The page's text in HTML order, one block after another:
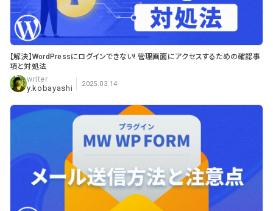
【解決】WordPressにログインできない! 管理画面にアクセスするための確認事
項と対処法
y.kobayashi 2025.03.14